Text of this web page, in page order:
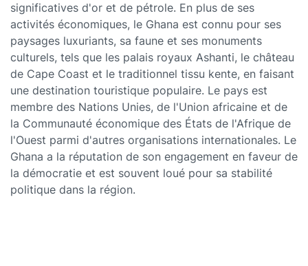
significatives d'or et de pétrole. En plus de ses
activités économiques, le Ghana est connu pour ses
paysages luxuriants, sa faune et ses monuments
culturels, tels que les palais royaux Ashanti, le château
de Cape Coast et le traditionnel tissu kente, en faisant
une destination touristique populaire. Le pays est
membre des Nations Unies, de l'Union africaine et de
la Communauté économique des États de l'Afrique de
l'Ouest parmi d'autres organisations internationales. Le
Ghana a la réputation de son engagement en faveur de
la démocratie et est souvent loué pour sa stabilité
politique dans la région.